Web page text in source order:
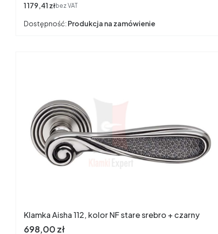
Cena
1 179,41 złbez VAT
Dostępność: Produkcja na zamówienie
Klamka Aisha 112, kolor NF stare srebro + czarny
Cena
698,00 zł